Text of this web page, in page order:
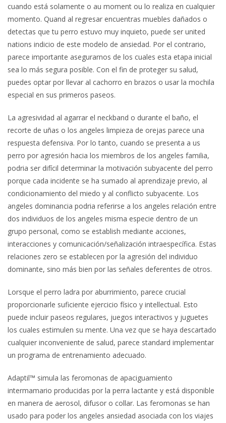
cuando está solamente o au moment ou lo realiza en cualquier
momento. Quand al regresar encuentras muebles dañados o
detectas que tu perro estuvo muy inquieto, puede ser united
nations indicio de este modelo de ansiedad. Por el contrario,
parece importante asegurarnos de los cuales esta etapa inicial
sea lo más segura posible. Con el fin de proteger su salud,
puedes optar por llevar al cachorro en brazos o usar la mochila
especial en sus primeros paseos.
La agresividad al agarrar el neckband o durante el baño, el
recorte de uñas o los angeles limpieza de orejas parece una
respuesta defensiva. Por lo tanto, cuando se presenta a us
perro por agresión hacia los miembros de los angeles familia,
podria ser difícil determinar la motivación subyacente del perro
porque cada incidente se ha sumado al aprendizaje previo, al
condicionamiento del miedo y al conflicto subyacente. Los
angeles dominancia podria referirse a los angeles relación entre
dos individuos de los angeles misma especie dentro de un
grupo personal, como se establish mediante acciones,
interacciones y comunicación/señalización intraespecífica. Estas
relaciones zero se establecen por la agresión del individuo
dominante, sino más bien por las señales deferentes de otros.
Lorsque el perro ladra por aburrimiento, parece crucial
proporcionarle suficiente ejercicio físico y intellectual. Esto
puede incluir paseos regulares, juegos interactivos y juguetes
los cuales estimulen su mente. Una vez que se haya descartado
cualquier inconveniente de salud, parece standard implementar
un programa de entrenamiento adecuado.
Adaptil™ simula las feromonas de apaciguamiento
intermamario producidas por la perra lactante y está disponible
en manera de aerosol, difusor o collar. Las feromonas se han
usado para poder los angeles ansiedad asociada con los viajes